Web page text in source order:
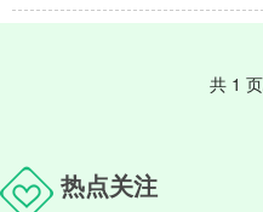
共 1
热点关注